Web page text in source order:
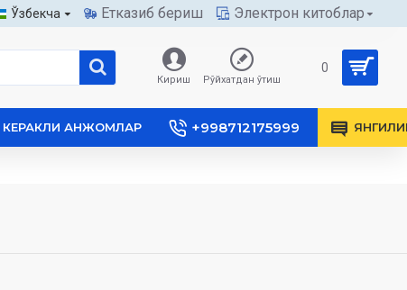
Ўзбекча Етказиб бериш Электрон китоблар
Кириш Рўйхатдан ўтиш
0
КЕРАКЛИ АНЖОМЛАР +998712175999